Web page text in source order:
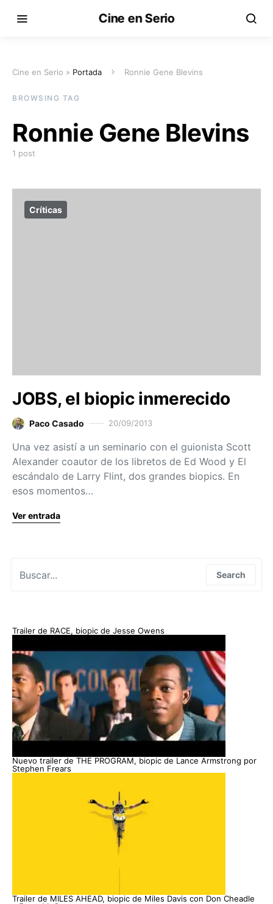
Cine en Serio
Cine en Serio » Portada Ronnie Gene Blevins
BROWSING TAG
Ronnie Gene Blevins
1 post
Críticas
JOBS, el biopic inmerecido
Paco Casado 20/09/2013
Una vez asistí a un seminario con el guionista Scott
Alexander coautor de los libretos de Ed Wood y El
escándalo de Larry Flint, dos grandes biopics. En
esos momentos…
Ver entrada
Search
Trailer de RACE, biopic de Jesse Owens
Nuevo trailer de THE PROGRAM, biopic de Lance Armstrong por
Stephen Frears
Trailer de MILES AHEAD, biopic de Miles Davis con Don Cheadle